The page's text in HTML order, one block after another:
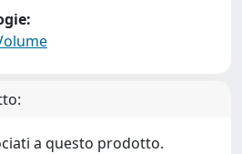
a questo prodotto.